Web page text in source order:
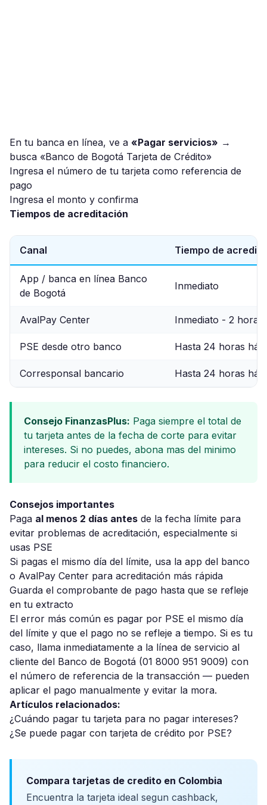
En tu banca en línea, ve a «Pagar servicios» →
busca «Banco de Bogotá Tarjeta de Crédito»
Ingresa el número de tu tarjeta como referencia de
pago
Ingresa el monto y confirma
Tiempos de acreditación
Canal Tiempo de
App / banca en línea Banco
de Bogotá
Inmediato
AvalPay Center Inmediato - 2 horas
PSE desde otro banco Hasta 24 horas
Corresponsal bancario Hasta 24 horas
Consejo FinanzasPlus: Paga siempre el total de
tu tarjeta antes de la fecha de corte para evitar
intereses. Si no puedes, abona mas del minimo
para reducir el costo financiero.
Consejos importantes
Paga al menos 2 días antes de la fecha límite para
evitar problemas de acreditación, especialmente si
usas PSE
Si pagas el mismo día del límite, usa la app del banco
o AvalPay Center para acreditación más rápida
Guarda el comprobante de pago hasta que se refleje
en tu extracto
El error más común es pagar por PSE el mismo día
del límite y que el pago no se refleje a tiempo. Si es tu
caso, llama inmediatamente a la línea de servicio al
cliente del Banco de Bogotá (01 8000 951 9009) con
el número de referencia de la transacción — pueden
aplicar el pago manualmente y evitar la mora.
Artículos relacionados:
¿Cuándo pagar tu tarjeta para no pagar intereses?
¿Se puede pagar con tarjeta de crédito por PSE?
Compara tarjetas de credito en Colombia
Encuentra la tarjeta ideal segun cashback,